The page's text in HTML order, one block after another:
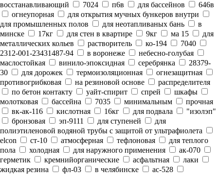
восстанавливающий
7024 п6в для бассейнов
646в
огнеупорная
для открытия мучных бункеров внутри
для промышленных полов
для неотапливаных бань
в
минске
17кг для стен в квартире 9кг ма 15
для
металлических кольев
растворитель ко-194
7040
2312-001-23431487-94
в воронеже
небесно-голубая
маслостойкая
винило-эпоксидная серебрянка
28379-
30
для дорожек термоизоляционная
огнезащитная
противогрибковая
на резиновой основе
распределителя
по бетон контакту
уайт-спирит спрей
шкафы
молотковая
бассейна 7035 минимальным
прочная
вк-ак-116
кислотная 16кг для подвала
"изолэп"
бронзовая
эп-9111 для ступеней
для
полиэтиленовой водяной трубы с защитой от ультрафиолета
elcon
ст-10 атмосферная тефлоновая
для теплого
пола
холодная для наружного применения
ак-070
герметик
кремнийорганические асфальтная
лаки
жидкая резина
фл-03 в челябинске
ас-528